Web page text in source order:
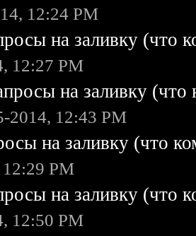
12:24 PM
на заливку (что
12:27 PM
на заливку
2014, 12:43 PM
на заливку (что
PM
на заливку (что
12:50 PM